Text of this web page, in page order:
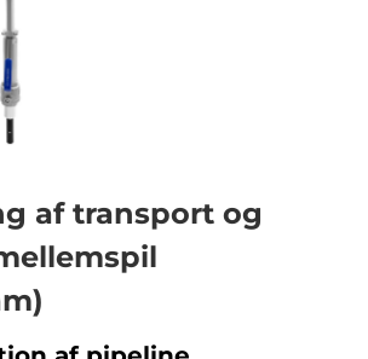
af transport og